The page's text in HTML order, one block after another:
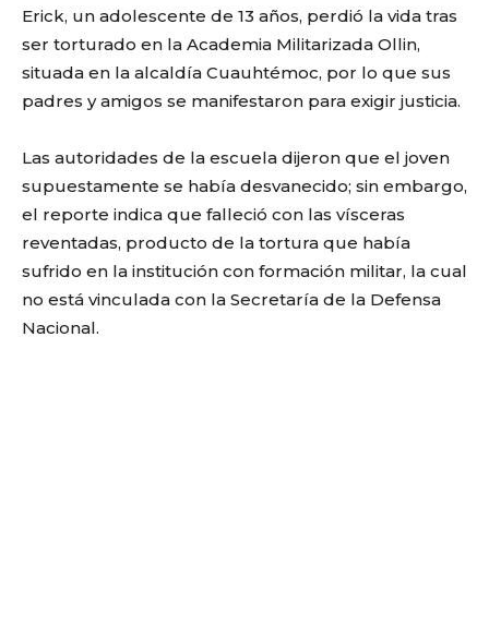
Erick, un adolescente de 13 años, perdió la vida tras
ser torturado en la Academia Militarizada Ollin,
situada en la alcaldía Cuauhtémoc, por lo que sus
padres y amigos se manifestaron para exigir justicia.
Las autoridades de la escuela dijeron que el joven
supuestamente se había desvanecido; sin embargo,
el reporte indica que falleció con las vísceras
reventadas, producto de la tortura que había
sufrido en la institución con formación militar, la cual
no está vinculada con la Secretaría de la Defensa
Nacional.